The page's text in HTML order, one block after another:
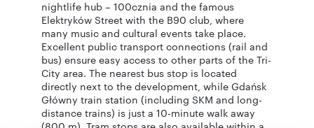
nightlife hub – 100cznia and the famous
Elektryków Street with the B90 club, where
many music and cultural events take place.
Excellent public transport connections (rail and
bus) ensure easy access to other parts of the Tri-
City area. The nearest bus stop is located
directly next to the development, while Gdańsk
Główny train station (including SKM and long-
distance trains) is just a 10-minute walk away